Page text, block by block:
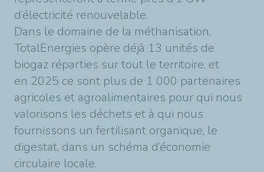
d’électricité renouvelable.
Dans le domaine de la méthanisation,
TotalEnergies opère déjà 13 unités de
biogaz réparties sur tout le territoire, et
en 2025 ce sont plus de 1 000 partenaires
agricoles et agroalimentaires pour qui nous
valorisons les déchets et à qui nous
fournissons un fertilisant organique, le
digestat, dans un schéma d’économie
circulaire locale.